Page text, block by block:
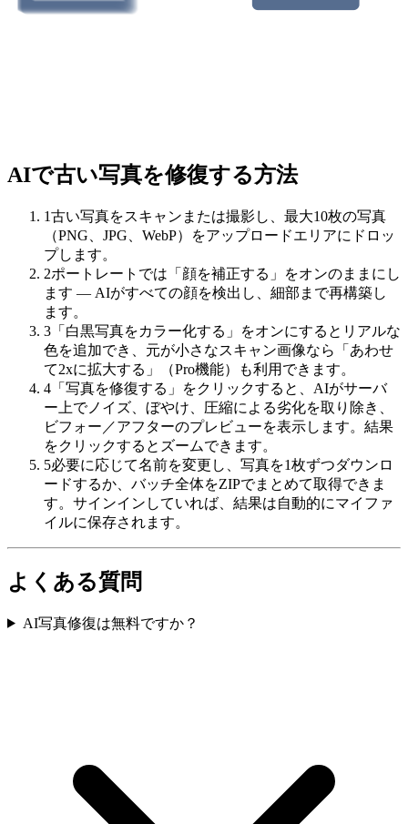
AIで古い写真を修復する方法
1古い写真をスキャンまたは撮影し、最大10枚の写真
（PNG、JPG、WebP）をアップロードエリアにドロッ
プします。
2ポートレートでは「顔を補正する」をオンのままにし
ます — AIがすべての顔を検出し、細部まで再構築し
ます。
3 「白黒写真をカラー化する」をオンにするとリアルな
色を追加でき、元が小さなスキャン画像なら「あわせ
て2xに拡大する」（Pro機能）も利用できます。
4 「写真を修復する」をクリックすると、AIがサーバ
ー上でノイズ、ぼやけ、圧縮による劣化を取り除き、
ビフォー／アフターのプレビューを表示します。結果
をクリックするとズームできます。
5必要に応じて名前を変更し、写真を1枚ずつダウンロ
ードするか、バッチ全体をZIPでまとめて取得できま
す。サインインしていれば、結果は自動的にマイファ
イルに保存されます。
よくある質問
AI写真修復は無料ですか？